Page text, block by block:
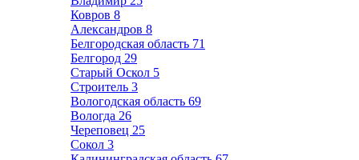
Ковров 8
Александров 8
Белгородская область 71
Белгород 29
Старый Оскол 5
Строитель 3
Вологодская область 69
Вологда 26
Череповец 25
Сокол 3